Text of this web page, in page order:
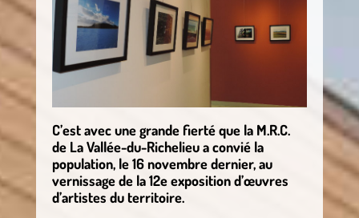
C’est avec une grande fierté que la M.R.C.
de La Vallée-du-Richelieu a convié la
population, le 16 novembre dernier, au
vernissage de la 12e exposition d’œuvres
d’artistes du territoire.